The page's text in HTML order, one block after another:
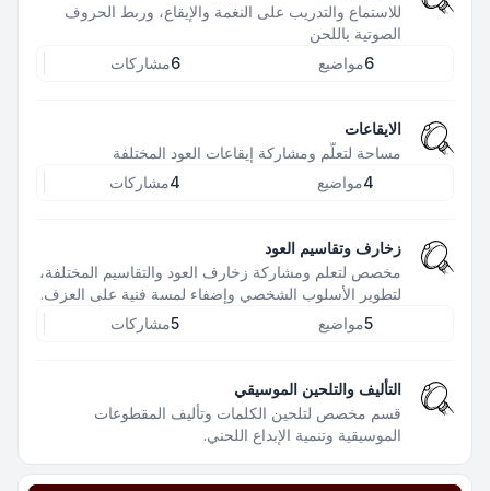
للاستماع والتدريب على النغمة والإيقاع، وربط الحروف
الصوتية باللحن
6مواضيع 6مشاركات
الايقاعات
مساحة لتعلّم ومشاركة إيقاعات العود المختلفة
4مواضيع 4مشاركات
زخارف وتقاسيم العود
مخصص لتعلم ومشاركة زخارف العود والتقاسيم المختلفة،
لتطوير الأسلوب الشخصي وإضفاء لمسة فنية على العزف.
5مواضيع 5مشاركات
التأليف والتلحين الموسيقي
قسم مخصص لتلحين الكلمات وتأليف المقطوعات
الموسيقية وتنمية الإبداع اللحني.